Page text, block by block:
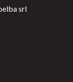
srl